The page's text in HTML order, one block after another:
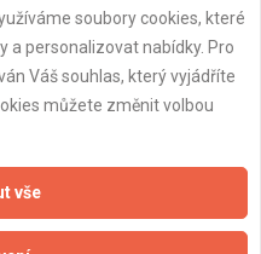
dne 02.12.2025 04:15:03
soubory cookies, které
a personalizovat nabídky. Pro
Váš souhlas, který vyjádříte
můžete změnit volbou
vše